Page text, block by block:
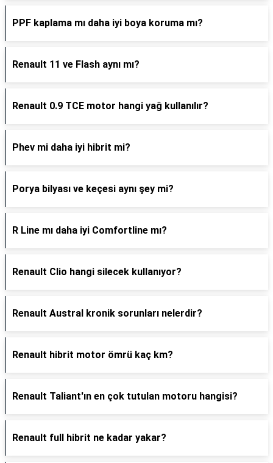
PPF kaplama mı daha iyi boya koruma mı?
Renault 11 ve Flash aynı mı?
Renault 0.9 TCE motor hangi yağ kullanılır?
Phev mi daha iyi hibrit mi?
Porya bilyası ve keçesi aynı şey mi?
R Line mı daha iyi Comfortline mı?
Renault Clio hangi silecek kullanıyor?
Renault Austral kronik sorunları nelerdir?
Renault hibrit motor ömrü kaç km?
Renault Taliant'ın en çok tutulan motoru hangisi?
Renault full hibrit ne kadar yakar?